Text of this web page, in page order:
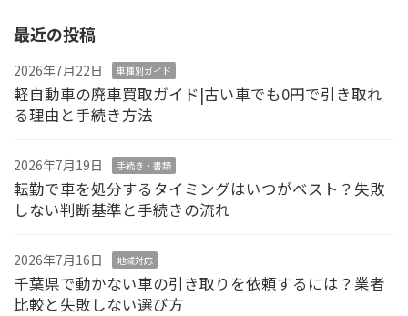
最近の投稿
2026年7月22日 車種別ガイド
軽自動車の廃車買取ガイド|古い車でも0円で引き取れ
る理由と手続き方法
2026年7月19日 手続き・書類
転勤で車を処分するタイミングはいつがベスト？失敗
しない判断基準と手続きの流れ
2026年7月16日 地域対応
千葉県で動かない車の引き取りを依頼するには？業者
比較と失敗しない選び方